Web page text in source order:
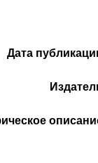
Дата